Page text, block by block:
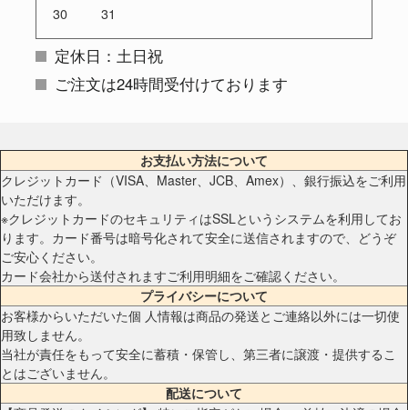
30 31
定休日：土日祝
ご注文は24時間受付けております
お支払い方法について
クレジットカード（VISA、Master、JCB、Amex）、銀行振込をご利用
いただけます。
※クレジットカードのセキュリティはSSLというシステムを利用してお
ります。カード番号は暗号化されて安全に送信されますので、どうぞ
ご安心ください。
カード会社から送付されますご利用明細をご確認ください。
プライバシーについて
お客様からいただいた個 人情報は商品の発送とご連絡以外には一切使
用致しません。
当社が責任をもって安全に蓄積・保管し、第三者に譲渡・提供するこ
とはございません。
配送について